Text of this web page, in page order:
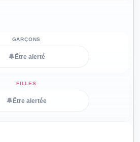
🔔 Être alerté
🔔 Être alertée